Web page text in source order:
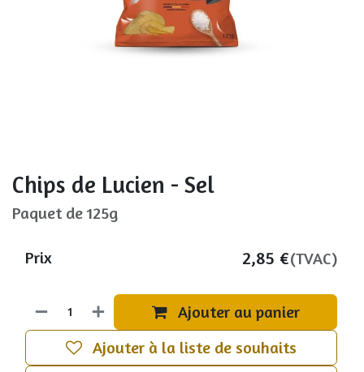
Chips de Lucien - Sel
Paquet de 125g
Ajouter au panier
Ajouter à la liste de souhaits
Prix 2,85 €(TVAC)